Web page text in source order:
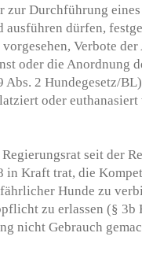
zur Durchführung
ausführen dürfen,
Verbote
oder die Anordnung
Abs. 2 Hundegesetz/
oder euthanasiert
seit der
in Kraft trat, die
Hunde zu
zu erlassen (§ 3b
nicht Gebrauch